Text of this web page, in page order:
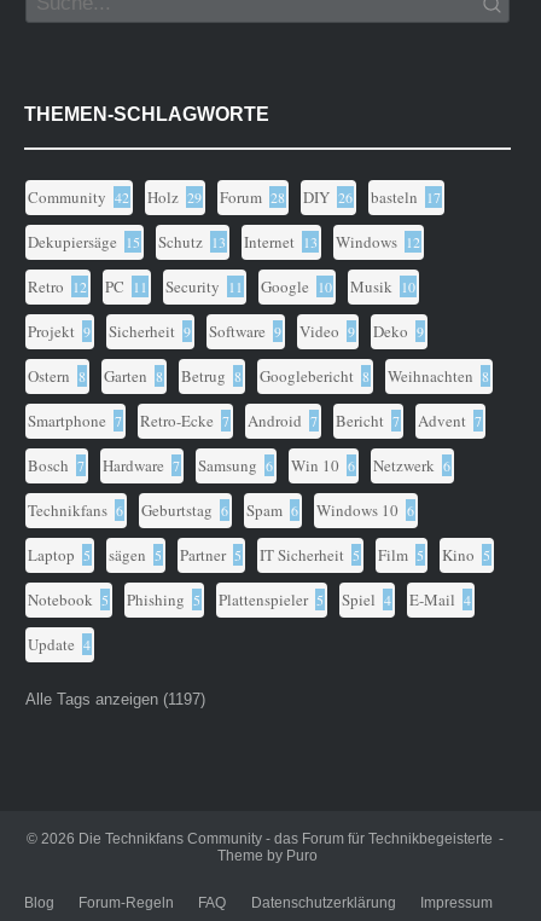
THEMEN-SCHLAGWORTE
Community 42 Holz 29 Forum 28 DIY 26 basteln 17
Dekupiersäge 15 Schutz 13 Internet 13 Windows 12
Retro 12 PC 11 Security 11 Google 10 Musik 10
Projekt 9 Sicherheit 9 Software 9 Video 9 Deko 9
Ostern 8 Garten 8 Betrug 8 Googlebericht 8 Weihnachten 8
Smartphone 7 Retro-Ecke 7 Android 7 Bericht 7 Advent 7
Bosch 7 Hardware 7 Samsung 6 Win 10 6 Netzwerk 6
Technikfans 6 Geburtstag 6 Spam 6 Windows 10 6
Laptop 5 sägen 5 Partner 5 IT Sicherheit 5 Film 5 Kino 5
Notebook 5 Phishing 5 Plattenspieler 5 Spiel 4 E-Mail 4
Update 4
Alle Tags anzeigen (1197)
© 2026 Die Technikfans Community - das Forum für Technikbegeisterte
Theme by Puro
Blog Forum-Regeln FAQ Datenschutzerklärung Impressum